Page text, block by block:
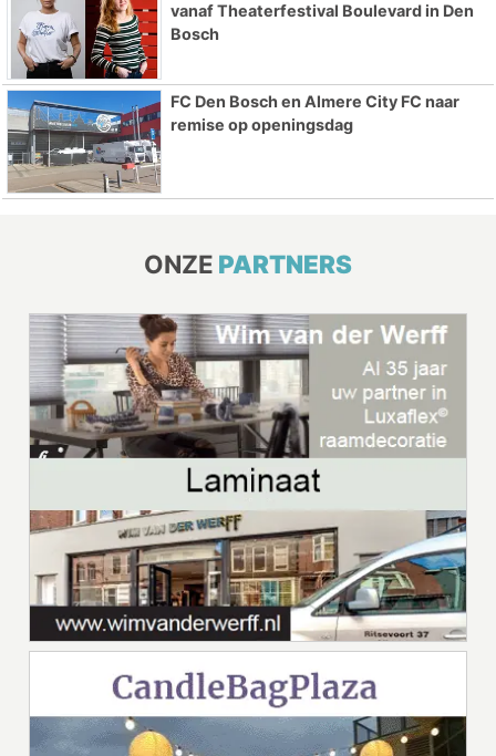
vanaf Theaterfestival Boulevard in Den
Bosch
FC Den Bosch en Almere City FC naar
remise op openingsdag
ONZE PARTNERS